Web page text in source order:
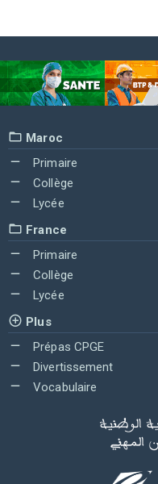
Maroc
Primaire
Collège
Lycée
France
Primaire
Collège
Lycée
Plus
Prépas CPGE
Divertissement
Vocabulaire